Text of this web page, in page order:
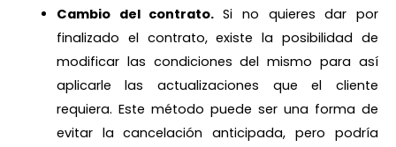
Cambio del contrato.Si no quieres dar por
finalizado el contrato, existe la posibilidad de
modificar las condiciones del mismo para así
aplicarle las actualizaciones que el cliente
requiera. Este método puede ser una forma de
evitar la cancelación anticipada, pero podría